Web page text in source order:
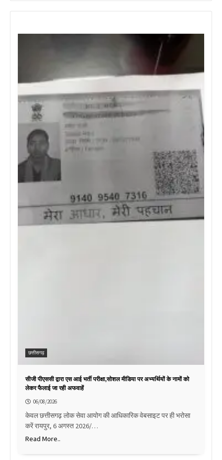
छत्तीसगढ़
सीजी पीएससी द्वारा एस आई भर्ती परीक्षा,सोशल मीडिया पर अभ्यर्थियों के नामों को
लेकर फैलाई जा रही अफवाहें
06/08/2026
केवल छत्तीसगढ़ लोक सेवा आयोग की आधिकारिक वेबसाइट पर ही भरोसा
करें रायपुर, 6 अगस्त 2026/…
Read More..